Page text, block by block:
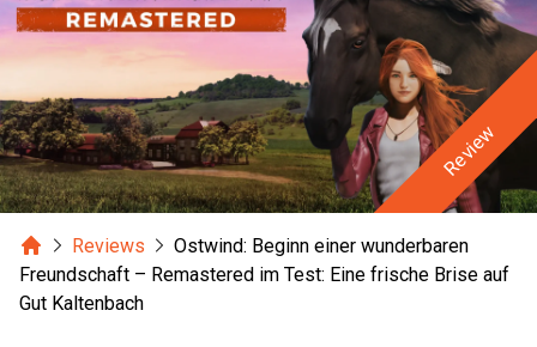
Review
HomeReviews
Ostwind: Beginn einer wunderbaren
Freundschaft – Remastered im Test: Eine frische Brise auf
Gut Kaltenbach